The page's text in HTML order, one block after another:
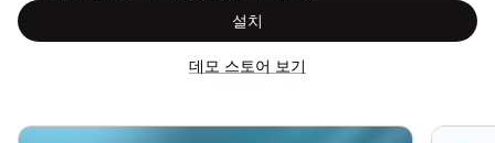
설치
데모 스토어 보기